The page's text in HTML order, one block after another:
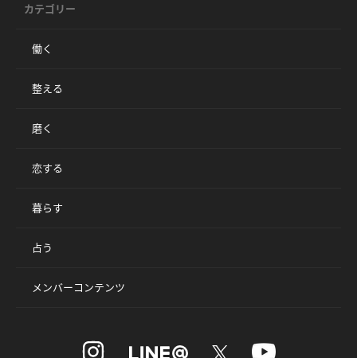
カテゴリー
働く
整える
磨く
恋する
暮らす
占う
メンバーコンテンツ